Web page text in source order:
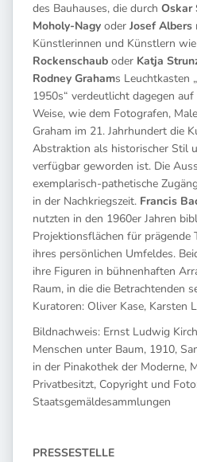
des Bauhauses, die durch Oskar
Moholy-Nagy oder Josef Albers
Künstlerinnen und Künstlern wie
Rockenschaub oder Katja
Rodney Grahams Leuchtkasten
1950s“ verdeutlicht dagegen
Weise, wie dem Fotografen,
Graham im 21. Jahrhundert die
Abstraktion als historischer Stil
verfügbar geworden ist. Die
exemplarisch-pathetische
in der Nachkriegszeit. Francis
nutzten in den 1960er Jahren
Projektionsflächen für prägende
ihres persönlichen Umfeldes.
ihre Figuren in bühnenhaften
Raum, in die die Betrachtenden
Kuratoren: Oliver Kase, Karsten
Bildnachweis: Ernst Ludwig
Menschen unter Baum, 1910,
in der Pinakothek der Moderne,
Privatbesitzt, Copyright und
Staatsgemäldesammlungen
PRESSESTELLE